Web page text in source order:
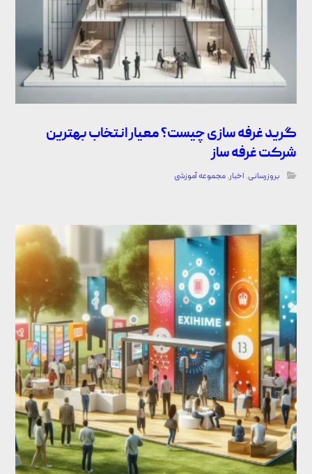
گرید غرفه سازی چیست؟ معیار انتخاب بهترین
شرکت غرفه ساز
بروزرسانی, اخبار,مجموعه آموزشی